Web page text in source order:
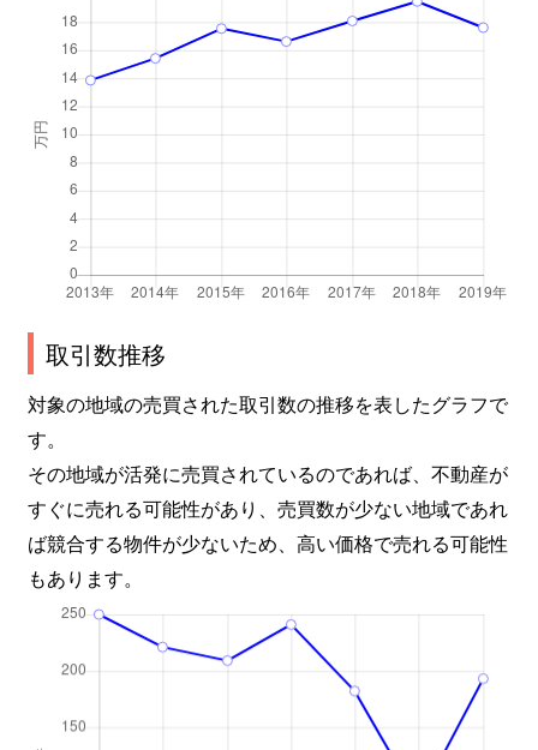
取引数推移
対象の地域の売買された取引数の推移を表したグラフで
す。
その地域が活発に売買されているのであれば、不動産が
すぐに売れる可能性があり、売買数が少ない地域であれ
ば競合する物件が少ないため、高い価格で売れる可能性
もあります。